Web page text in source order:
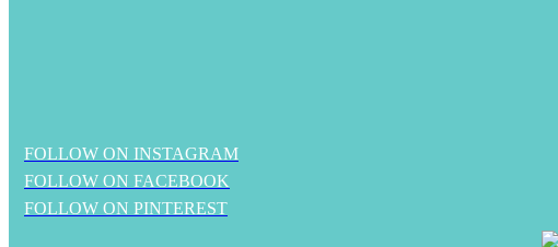
FOLLOW ON INSTAGRAM
FOLLOW ON FACEBOOK
FOLLOW ON PINTEREST